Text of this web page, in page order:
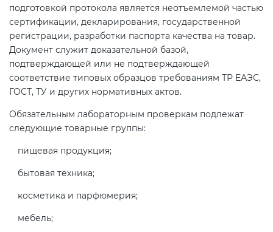
подготовкой протокола является неотъемлемой частью
сертификации, декларирования, государственной
регистрации, разработки паспорта качества на товар.
Документ служит доказательной базой,
подтверждающей или не подтверждающей
соответствие типовых образцов требованиям ТР ЕАЭС,
ГОСТ, ТУ и других нормативных актов.
Обязательным лабораторным проверкам подлежат
следующие товарные группы:
пищевая продукция;
бытовая техника;
косметика и парфюмерия;
мебель;
Декларирование алкогольной
продукции (ТР ЕАЭС 047)
Декларирование
электромагнитной
совместимости (ТР ТС 020)
Сертификация детских товаров
Сертификация товаров легкой
промышленности (ТР ТС 017)